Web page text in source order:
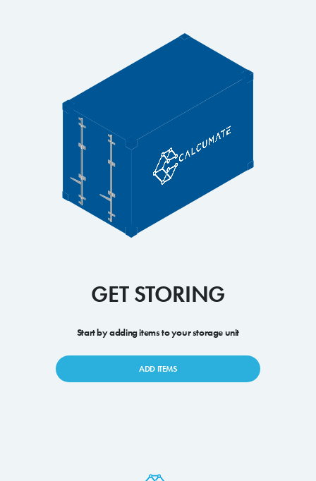
GET STORING
Start by adding items to your storage unit
ADD ITEMS